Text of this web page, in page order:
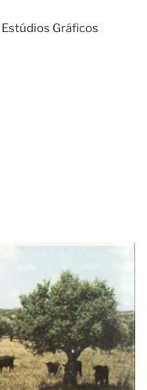
Gráficos